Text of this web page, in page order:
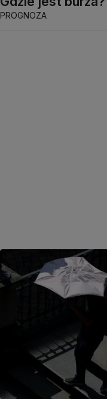
PROGNOZA